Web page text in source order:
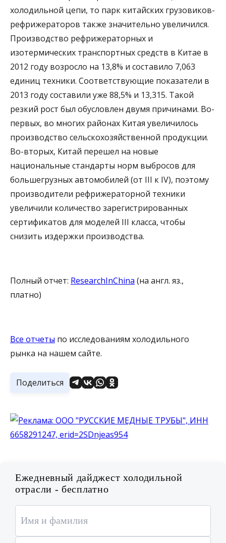
холодильной цепи, то парк китайских грузовиков-
рефрижераторов также значительно увеличился.
Производство рефрижераторных и
изотермических транспортных средств в Китае в
2012 году возросло на 13,8% и составило 7,063
единиц техники. Соответствующие показатели в
2013 году составили уже 88,5% и 13,315. Такой
резкий рост был обусловлен двумя причинами. Во-
первых, во многих районах Китая увеличилось
производство сельскохозяйственной продукции.
Во-вторых, Китай перешел на новые
национальные стандарты норм выбросов для
большегрузных автомобилей (от III к IV), поэтому
производители рефрижераторной техники
увеличили количество зарегистрированных
сертификатов для моделей III класса, чтобы
снизить издержки производства.
Полный отчет: ResearchInChina (на англ. яз.,
платно)
Все отчеты по исследованиям холодильного
рынка на нашем сайте.
Поделиться
Ежедневный дайджест холодильной
отрасли - бесплатно